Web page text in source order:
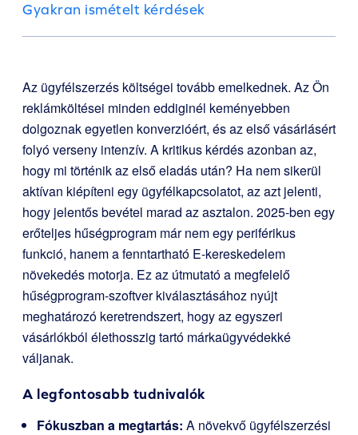
Gyakran ismételt kérdések
Az ügyfélszerzés költségei tovább emelkednek. Az Ön
reklámköltései minden eddiginél keményebben
dolgoznak egyetlen konverzióért, és az első vásárlásért
folyó verseny intenzív. A kritikus kérdés azonban az,
hogy mi történik az első eladás után? Ha nem sikerül
aktívan kiépíteni egy ügyfélkapcsolatot, az azt jelenti,
hogy jelentős bevétel marad az asztalon. 2025-ben egy
erőteljes hűségprogram már nem egy periférikus
funkció, hanem a fenntartható E-kereskedelem
növekedés motorja. Ez az útmutató a megfelelő
hűségprogram-szoftver kiválasztásához nyújt
meghatározó keretrendszert, hogy az egyszeri
vásárlókból élethosszig tartó márkaügyvédekké
váljanak.
A legfontosabb tudnivalók
Fókuszban a megtartás: A növekvő ügyfélszerzési